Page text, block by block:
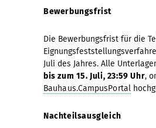
Bewerbungsfrist
Die Bewerbungsfrist für die
Juli des Jahres. Alle
bis zum 15. Juli, 23:59 Uhr,
Bauhaus.CampusPortal
Nachteilsausgleich